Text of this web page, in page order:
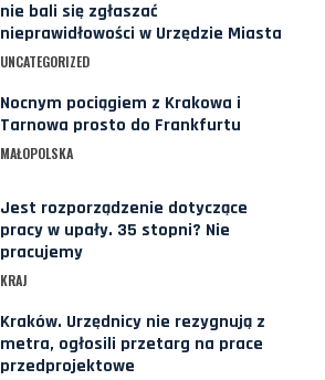
nie bali się zgłaszać
nieprawidłowości w Urzędzie Miasta
UNCATEGORIZED
Nocnym pociągiem z Krakowa i
Tarnowa prosto do Frankfurtu
MAŁOPOLSKA
Jest rozporządzenie dotyczące
pracy w upały. 35 stopni? Nie
pracujemy
KRAJ
Kraków. Urzędnicy nie rezygnują z
metra, ogłosili przetarg na prace
przedprojektowe